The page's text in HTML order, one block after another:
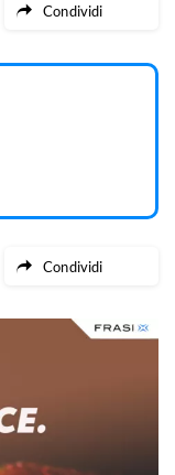
Condividi
Condividi